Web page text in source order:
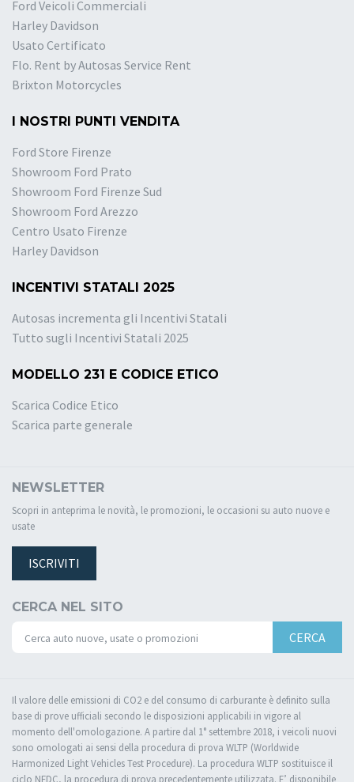
Ford Veicoli Commerciali
Harley Davidson
Usato Certificato
Flo. Rent by Autosas Service Rent
Brixton Motorcycles
I NOSTRI PUNTI VENDITA
Ford Store Firenze
Showroom Ford Prato
Showroom Ford Firenze Sud
Showroom Ford Arezzo
Centro Usato Firenze
Harley Davidson
INCENTIVI STATALI 2025
Autosas incrementa gli Incentivi Statali
Tutto sugli Incentivi Statali 2025
MODELLO 231 E CODICE ETICO
Scarica Codice Etico
Scarica parte generale
NEWSLETTER
Scopri in anteprima le novità, le promozioni, le occasioni su auto nuove e
usate
ISCRIVITI
CERCA NEL SITO
CERCA
Il valore delle emissioni di CO2 e del consumo di carburante è definito sulla
base di prove ufficiali secondo le disposizioni applicabili in vigore al
momento dell'omologazione. A partire dal 1° settembre 2018, i veicoli nuovi
sono omologati ai sensi della procedura di prova WLTP (Worldwide
Harmonized Light Vehicles Test Procedure). La procedura WLTP sostituisce il
ciclo NEDC, la procedura di prova precedentemente utilizzata. E’ disponibile